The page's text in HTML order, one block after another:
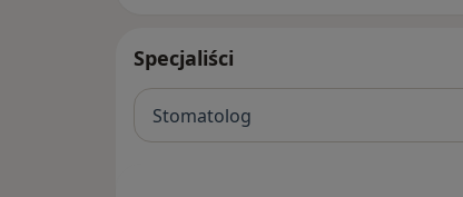
Specjaliści
Stomatolog